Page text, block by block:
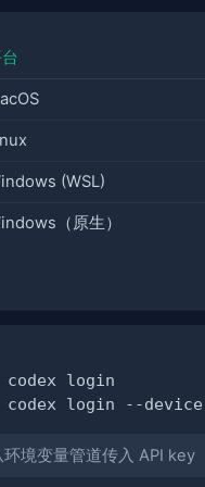
(WSL)
（原生）
codex
codex login --
环境变量管道传入 API key